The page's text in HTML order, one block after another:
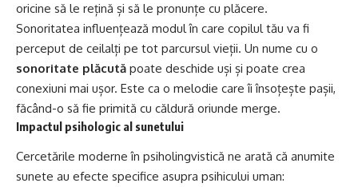
oricine să le rețină și să le pronunțe cu plăcere.
Sonoritatea influențează modul în care copilul tău va fi
perceput de ceilalți pe tot parcursul vieții. Un nume cu o
sonoritate plăcută poate deschide uși și poate crea
conexiuni mai ușor. Este ca o melodie care îi însoțește pașii,
făcând-o să fie primită cu căldură oriunde merge.
Impactul psihologic al sunetului
Cercetările moderne în psiholingvistică ne arată că anumite
sunete au efecte specifice asupra psihicului uman: